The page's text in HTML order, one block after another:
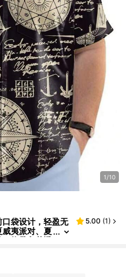
1/10
袋设计，轻盈无
夷派对、夏
热带印花透
适合度假服饰爱
5.00 (1)